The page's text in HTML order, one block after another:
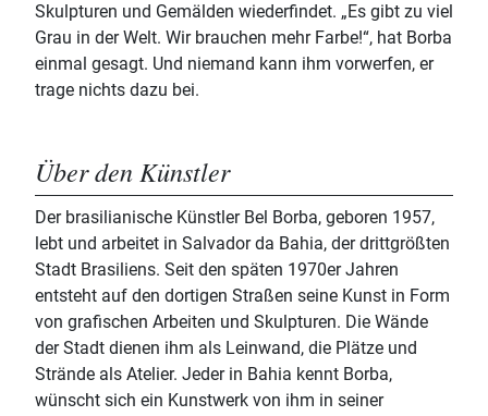
Skulpturen und Gemälden wiederfindet. „Es gibt zu viel
Grau in der Welt. Wir brauchen mehr Farbe!“, hat Borba
einmal gesagt. Und niemand kann ihm vorwerfen, er
trage nichts dazu bei.
Über den Künstler
Der brasilianische Künstler Bel Borba, geboren 1957,
lebt und arbeitet in Salvador da Bahia, der drittgrößten
Stadt Brasiliens. Seit den späten 1970er Jahren
entsteht auf den dortigen Straßen seine Kunst in Form
von grafischen Arbeiten und Skulpturen. Die Wände
der Stadt dienen ihm als Leinwand, die Plätze und
Strände als Atelier. Jeder in Bahia kennt Borba,
wünscht sich ein Kunstwerk von ihm in seiner